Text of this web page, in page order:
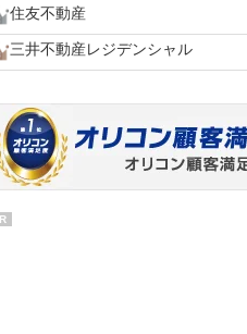
住友不動産
三井不動産レジデンシャル